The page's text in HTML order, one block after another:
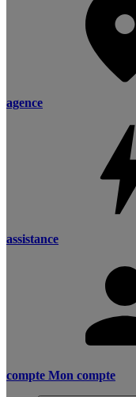
agence
assistance
compte Mon compte